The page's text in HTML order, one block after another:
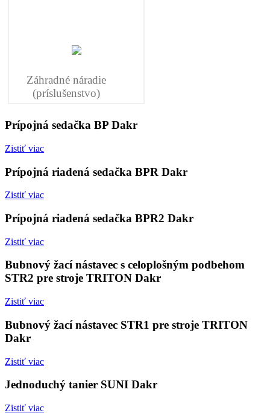
Záhradné náradie
(príslušenstvo)
Prípojná sedačka BP Dakr
Zistiť viac
Prípojná riadená sedačka BPR Dakr
Zistiť viac
Prípojná riadená sedačka BPR2 Dakr
Zistiť viac
Bubnový žací nástavec s celoplošným podbehom
STR2 pre stroje TRITON Dakr
Zistiť viac
Bubnový žací nástavec STR1 pre stroje TRITON
Dakr
Zistiť viac
Jednoduchý tanier SUNI Dakr
Zistiť viac